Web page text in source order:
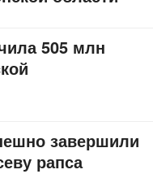
505 млн
завершили
рапса